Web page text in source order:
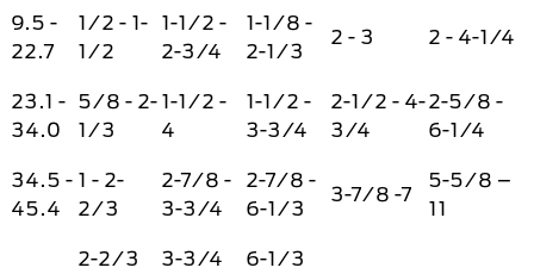
9.5 -
22.7
1/2 - 1-
1/2
1-1/2 -
2-3/4
1-1/8 -
2-1/3
2 - 3 2 - 4-1/4
23.1 -
34.0
5/8 - 2-
1/3
1-1/2 -
4
1-1/2 -
3-3/4
2-1/2 - 4-
3/4
2-5/8 -
6-1/4
34.5 -
45.4
1 - 2-
2/3
2-7/8 -
3-3/4
2-7/8 -
6-1/3
3-7/8 -7
5-5/8 –
11
2-2/3
3-3/4
6-1/3